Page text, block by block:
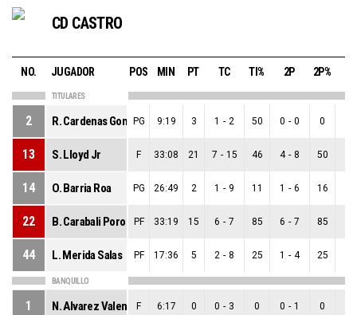
CD CASTRO
NO. JUGADOR POS MIN PT TC TI% 2P 2P%
TITULARES
2 PG 9:19 3 1 - 2 50 0 - 0 0
13 S. Lloyd Jr F 33:08 21 7 - 15 46 4 - 8 50
14 O. Barria Roa PG 26:49 2 1 - 9 11 1 - 6 16
22 B. Carabali PorozoPF 33:19 15 6 - 7 85 6 - 7 85
44 L. Merida Salas PF 17:36 5 2 - 8 25 1 - 4 25
BANQUILLO
1 F 6:17 0 0 - 3 0 0 - 1 0